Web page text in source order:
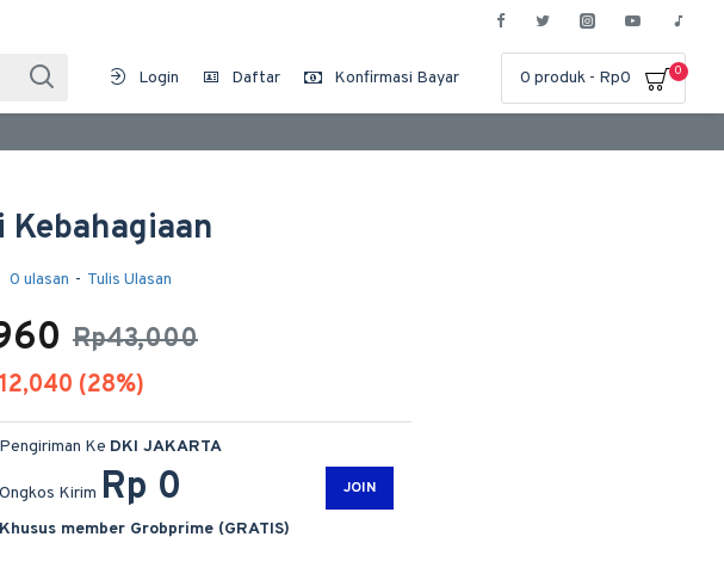
Login Daftar Konfirmasi Bayar 0 produk - Rp0 0
Kebahagiaan
0 ulasan - Tulis Ulasan
Rp43,000
(28%)
Pengiriman Ke DKI JAKARTA
Ongkos Kirim Rp 0
Khusus member Grobprime (GRATIS)
JOIN